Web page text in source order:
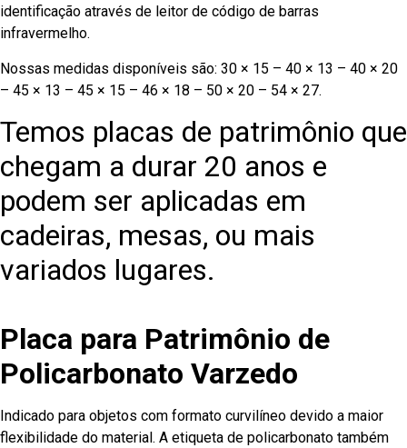
identificação através de leitor de código de barras
infravermelho.
Nossas medidas disponíveis são: 30 × 15 – 40 × 13 – 40 × 20
– 45 × 13 – 45 × 15 – 46 × 18 – 50 × 20 – 54 × 27.
Temos placas de patrimônio que
chegam a durar 20 anos e
podem ser aplicadas em
cadeiras, mesas, ou mais
variados lugares.
Placa para Patrimônio de
Policarbonato Varzedo
Indicado para objetos com formato curvilíneo devido a maior
flexibilidade do material. A etiqueta de policarbonato também